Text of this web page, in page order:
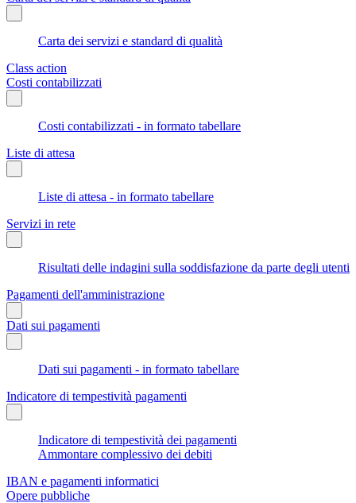
Carta dei servizi e standard di qualità
Class action
Costi contabilizzati
Costi contabilizzati - in formato tabellare
Liste di attesa
Liste di attesa - in formato tabellare
Servizi in rete
Risultati delle indagini sulla soddisfazione da parte degli utenti
Pagamenti dell'amministrazione
Dati sui pagamenti
Dati sui pagamenti - in formato tabellare
Indicatore di tempestività pagamenti
Indicatore di tempestività dei pagamenti
Ammontare complessivo dei debiti
IBAN e pagamenti informatici
Opere pubbliche